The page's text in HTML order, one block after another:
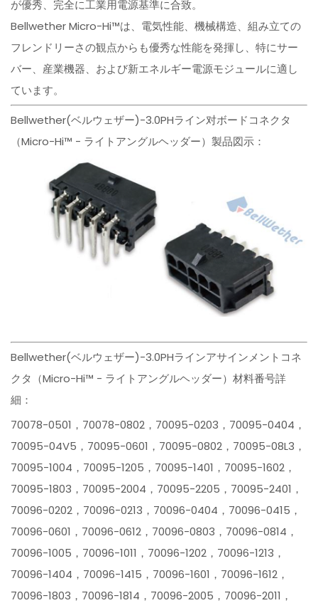
が優秀、完全に工業用電源基準に合致。
Bellwether Micro-Hi™は、電気性能、機械構造、組み立ての
フレンドリーさの観点からも優秀な性能を発揮し、特にサー
バー、産業機器、および新エネルギー電源モジュールに適し
ています。
Bellwether(ベルウェザー)-3.0PHライン对ボードコネクタ
（Micro-Hi™ - ライトアングルヘッダー）製品図示：
Bellwether(ベルウェザー)-3.0PHラインアサインメントコネ
クタ（Micro-Hi™ - ライトアングルヘッダー）材料番号詳
細：
70078-0501，70078-0802，70095-0203，70095-0404，
70095-04V5，70095-0601，70095-0802，70095-08L3，
70095-1004，70095-1205，70095-1401，70095-1602，
70095-1803，70095-2004，70095-2205，70095-2401，
70096-0202，70096-0213，70096-0404，70096-0415，
70096-0601，70096-0612，70096-0803，70096-0814，
70096-1005，70096-1011，70096-1202，70096-1213，
70096-1404，70096-1415，70096-1601，70096-1612，
70096-1803，70096-1814，70096-2005，70096-2011，